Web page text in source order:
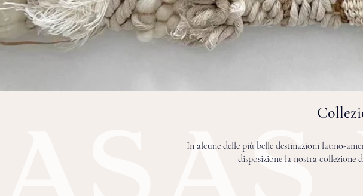
In alcune delle più belle destinazioni latino-
disposizione la nostra collezione